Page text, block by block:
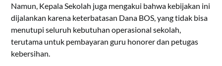
Namun, Kepala Sekolah juga mengakui bahwa kebijakan ini
dijalankan karena keterbatasan Dana BOS, yang tidak bisa
menutupi seluruh kebutuhan operasional sekolah,
terutama untuk pembayaran guru honorer dan petugas
kebersihan.